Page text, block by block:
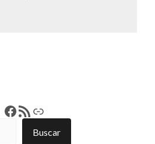
Francisco Pérez
Feed RSSEnlace
Buscar